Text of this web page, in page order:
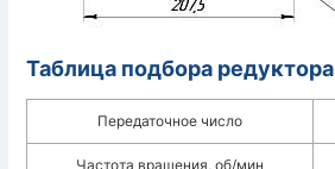
Таблица подбора редуктора
Передаточное число
Частота вращения, об/мин